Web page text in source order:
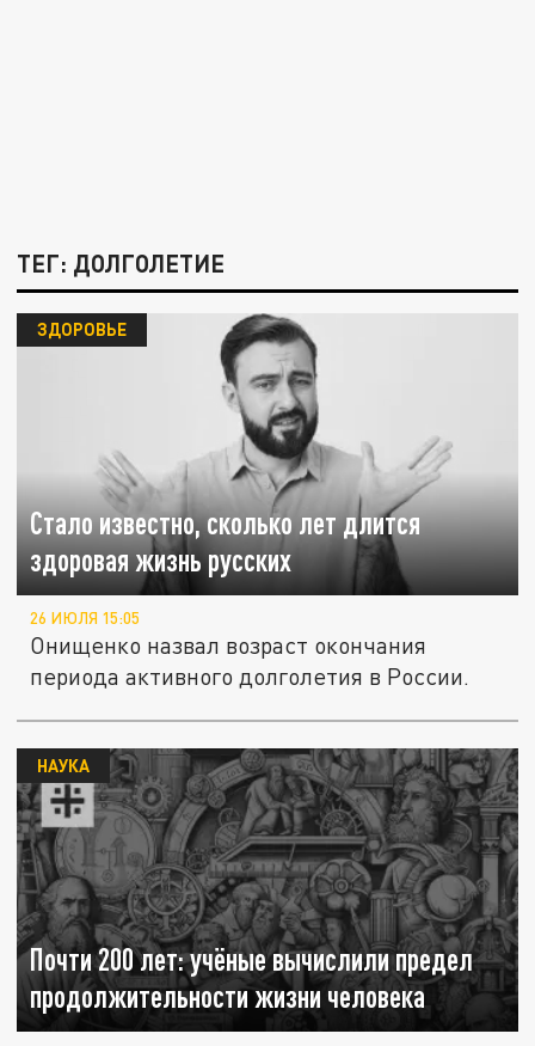
ТЕГ: ДОЛГОЛЕТИЕ
Стало известно, сколько лет длится
здоровая жизнь русских
ЗДОРОВЬЕ
26 ИЮЛЯ 15:05
Онищенко назвал возраст окончания
периода активного долголетия в России.
Почти 200 лет: учёные вычислили предел
продолжительности жизни человека
НАУКА